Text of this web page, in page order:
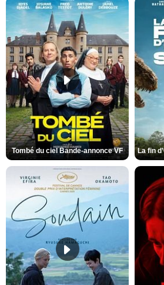
Tombé du ciel Bande-annonce VF